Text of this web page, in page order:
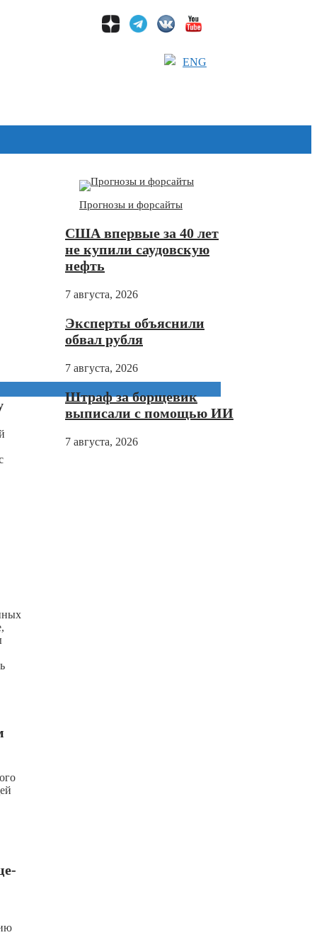
ENG
Прогнозы и форсайты
США впервые за 40 лет
не купили саудовскую
нефть
7 августа, 2026
Эксперты объяснили
обвал рубля
7 августа, 2026
Штраф за борщевик
выписали с помощью ИИ
7 августа, 2026